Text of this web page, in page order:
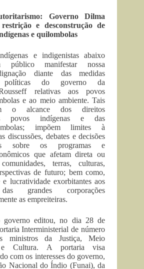
Governo Dilma
e desconstrução de
e quilombolas
e indigenistas abaixo
manifestar nossa
diante das medidas
políticas do governo da
relativas aos povos
e ao meio ambiente. Tais
o alcance dos direitos
povos indígenas e das
impõem limites à
discussões, debates e decisões
sobre os programas e
que afetam direta ou
terras, culturas,
de futuro; bem como,
e lucratividade exorbitantes aos
das grandes corporações
as empreiteiras.
governo editou, no dia 28 de
Interministerial de número
ministros da Justiça, Meio
e Cultura. A portaria visa
com os interesses do governo,
Nacional do Índio (Funai), da